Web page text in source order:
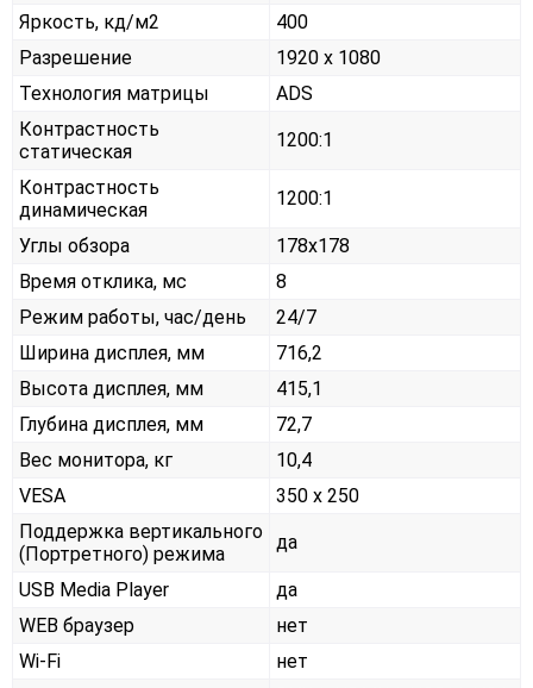
Яркость, кд/м2
400
Разрешение
1920 x 1080
Технология матрицы
ADS
Контрастность
статическая
1200:1
Контрастность
динамическая
1200:1
Углы обзора
178x178
Время отклика, мс
8
Режим работы, час/день
24/7
Ширина дисплея, мм
716,2
Высота дисплея, мм
415,1
Глубина дисплея, мм
72,7
Вес монитора, кг
10,4
VESA
350 x 250
Поддержка вертикального
(Портретного) режима
да
USB Media Player
да
WEB браузер
нет
Wi-Fi
нет